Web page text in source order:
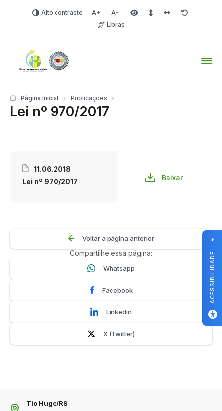
Alto contraste Aumentar fonte
Diminuir fonteÁrea selecionada
Espaçamento de linha
Espaço dos
Redefinir
Libras
Lei nº 970/2017
Página Inicial Publicações
11.06.2018
Lei nº 970/2017
Baixar
Voltar a página anterior
Compartilhe essa página:
Whatsapp
Facebook
Linkedin
X (Twitter)
Tio Hugo/RS
ACESSIBILIDADE